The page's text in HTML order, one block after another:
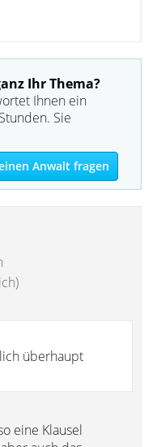
Ihr Thema?
Ihnen ein
Sie
Anwalt fragen
überhaupt
eine Klausel